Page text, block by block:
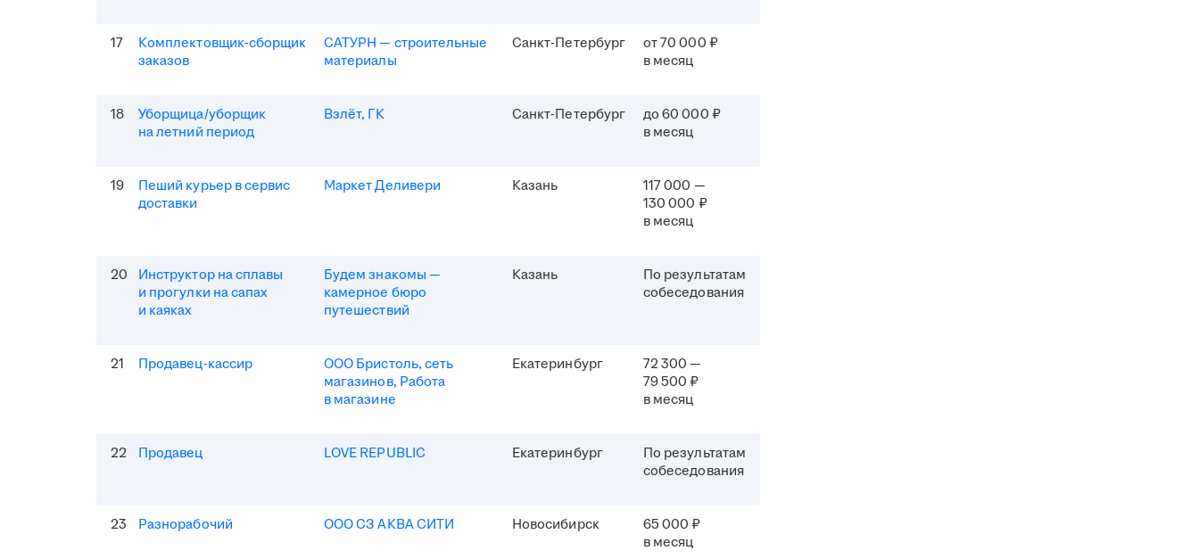
17
Комплектовщик-сборщик
заказов
САТУРН — строительные
материалы
Санкт-Петербург
от 70 000 ₽
в месяц
18
Уборщица/уборщик
на летний период
Взлёт, ГК Санкт-Петербург
до 60 000 ₽
в месяц
19
Пеший курьер в сервис
доставки
Маркет Деливери Казань
117 000 —
130 000 ₽
в месяц
20
Инструктор на сплавы
и прогулки на сапах
и каяках
Будем знакомы —
камерное бюро
путешествий
Казань
По результатам
собеседования
21 Продавец-кассир
ООО Бристоль, сеть
магазинов, Работа
в магазине
Екатеринбург
72 300 —
79 500 ₽
в месяц
22 Продавец LOVE REPUBLIC Екатеринбург
По результатам
собеседования
23 Разнорабочий ООО СЗ АКВА СИТИ Новосибирск
65 000 ₽
в месяц